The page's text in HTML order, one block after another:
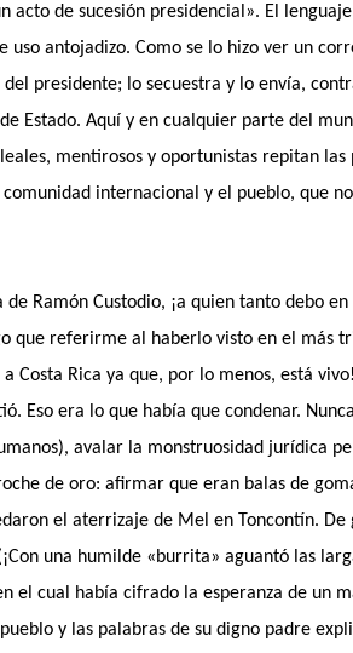
acto de sucesión presidencial». El
antojadizo. Como se lo hizo ver un
presidente; lo secuestra y lo envía,
Estado. Aquí y en cualquier parte del
mentirosos y oportunistas repitan las
internacional y el pueblo, que no
Ramón Custodio, ¡a quien tanto debo
que referirme al haberlo visto en el más
Costa Rica ya que, por lo menos, está
Eso era lo que había que condenar.
avalar la monstruosidad jurídica
de oro: afirmar que eran balas de
el aterrizaje de Mel en Toncontín. De
una humilde «burrita» aguantó las
el cual había cifrado la esperanza de un
y las palabras de su digno padre